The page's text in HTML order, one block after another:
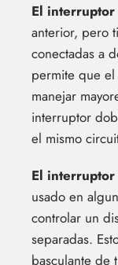
El interruptor
anterior, pero
conectadas a
permite que
manejar
interruptor
el mismo
El interruptor
usado en
controlar un
separadas.
basculante de